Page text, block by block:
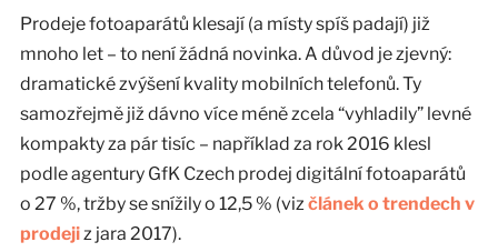
Prodeje fotoaparátů klesají (a místy spíš padají) již
mnoho let – to není žádná novinka. A důvod je zjevný:
dramatické zvýšení kvality mobilních telefonů. Ty
samozřejmě již dávno více méně zcela “vyhladily” levné
kompakty za pár tisíc – například za rok 2016 klesl
podle agentury GfK Czech prodej digitální fotoaparátů
o 27 %, tržby se snížily o 12,5 % (viz článek o trendech v
prodejiz jara 2017).